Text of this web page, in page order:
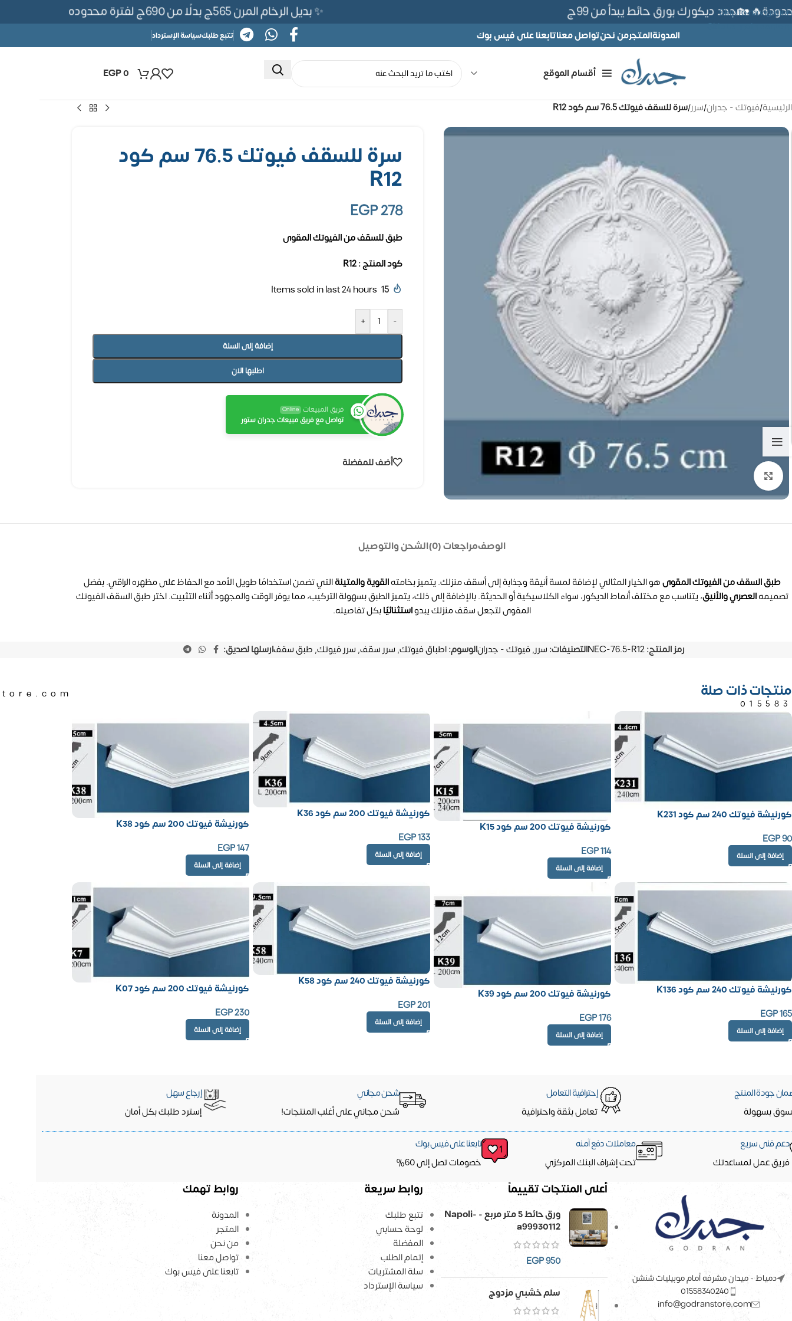
Skip to navigation
Skip to main content
✨ بديل الرخام المرن 565ج بدلًا من 690ج لفترة محدوده 🏡جدد ديكورك بورق حائط يبدأ من 99ج
المدونةالمتجرمن نحنتواصل معناتابعنا على فيس بوك تتبع طلبكسياسة الإسترداد
أقسام الموقع EGP0
الرئيسية/فيوتك - جدران/سرر/سرة للسقف فيوتك 76.5 سم كود R12
سرة للسقف فيوتك 76.5 سم كود
R12
EGP278
طبق للسقف من الفيوتك المقوى
كود المنتج : R12
15
Items sold in last 24 hours
-
+
إضافة إلى السلة
اطلبها الان
فريق المبيعات Online
تواصل مع فريق مبيعات جدران ستور
أضف للمفضلة
الوصفمراجعات (0) الشحن والتوصيل
طبق السقف من الفيوتك المقوىهو الخيار المثالي لإضافة لمسة أنيقة وجذابة إلى أسقف منزلك. يتميز بخامتهالقوية والمتينةالتي تضمن استخدامًا طويل الأمد مع الحفاظ على مظهره الراقي. بفضل
تصميمهالعصري والأنيق، يتناسب مع مختلف أنماط الديكور، سواء الكلاسيكية أو الحديثة. بالإضافة إلى ذلك، يتميز الطبق بسهولة التركيب، مما يوفر الوقت والمجهود أثناء التثبيت. اختر طبق السقف الفيوتك
المقوى لتجعل سقف منزلك يبدواستثنائيًابكل تفاصيله.
رمز المنتج:NEC-76.5-R12التصنيفات: سرر,فيوتك - جدرانالوسوم:اطباق فيوتك, سرر سقف, سرر فيوتك, طبق سقفارسلها لصديق:
منتجات ذات صلة
كورنيشة فيوتك 240 سم كود K231
EGP90
إضافة إلى السلة
كورنيشة فيوتك 200 سم كود K15
EGP114
إضافة إلى السلة
كورنيشة فيوتك 200 سم كود K36
EGP133
إضافة إلى السلة
كورنيشة فيوتك 200 سم كود K38
EGP147
إضافة إلى السلة
كورنيشة فيوتك 240 سم كود K136
EGP165
إضافة إلى السلة
كورنيشة فيوتك 200 سم كود K39
EGP176
إضافة إلى السلة
كورنيشة فيوتك 240 سم كود K58
EGP201
إضافة إلى السلة
كورنيشة فيوتك 200 سم كود K07
EGP230
إضافة إلى السلة
جودة المنتج
بسهولة
إحترافية التعامل
تعامل بثقة واحترافية
شحن مجاني
شحن مجاني على أغلب المنتجات!
إرجاع سهل
إسترد طلبك بكل أمان
دعم فنى سريع
فريق عمل لمساعدتك
معاملات دفع آمنه
تحت إشراف البنك المركزي
تابعنا على فيس بوك
خصومات تصل إلى 60%
دمياط - ميدان مشرفه أمام موبيليات شنشن
01558340240
info@godranstore.com
أعلى المنتجات تقييماً
ورق حائط 5 متر مربع - Napoli-
a99930112
EGP950
سلم خشبي مزدوج
روابط سريعة
تتبع طلبك
لوحة حسابي
المفضلة
إتمام الطلب
سلة المشتريات
سياسة الإسترداد
روابط تهمك
المدونة
المتجر
من نحن
تواصل معنا
تابعنا على فيس بوك